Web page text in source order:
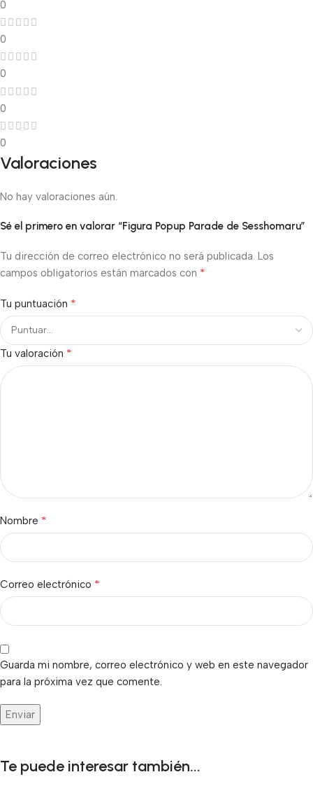
0
0
0
0
0
Valoraciones
No hay valoraciones aún.
Sé el primero en valorar “Figura Popup Parade de Sesshomaru”
Tu dirección de correo electrónico no será publicada. Los
campos obligatorios están marcados con *
Tu puntuación *
Tu valoración *
Nombre *
Correo electrónico *
Guarda mi nombre, correo electrónico y web en este navegador
para la próxima vez que comente.
Te puede interesar también...